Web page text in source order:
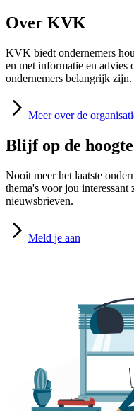
Over KVK
KVK biedt ondernemers
en met informatie en advies
ondernemers belangrijk zijn.
Meer over de
Blijf op de hoogte
Nooit meer het laatste
thema's voor jou
nieuwsbrieven.
Meld je aan